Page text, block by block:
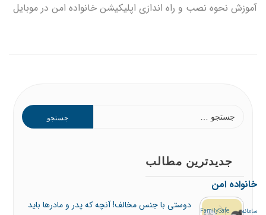
آموزش نحوه نصب و راه اندازی اپلیکیشن خانواده امن در موبایل
برای:
جدیدترین مطالب
دوستی با جنس مخالف! آنچه که پدر و مادرها باید
خانواده امن
سامانه FamilySafe